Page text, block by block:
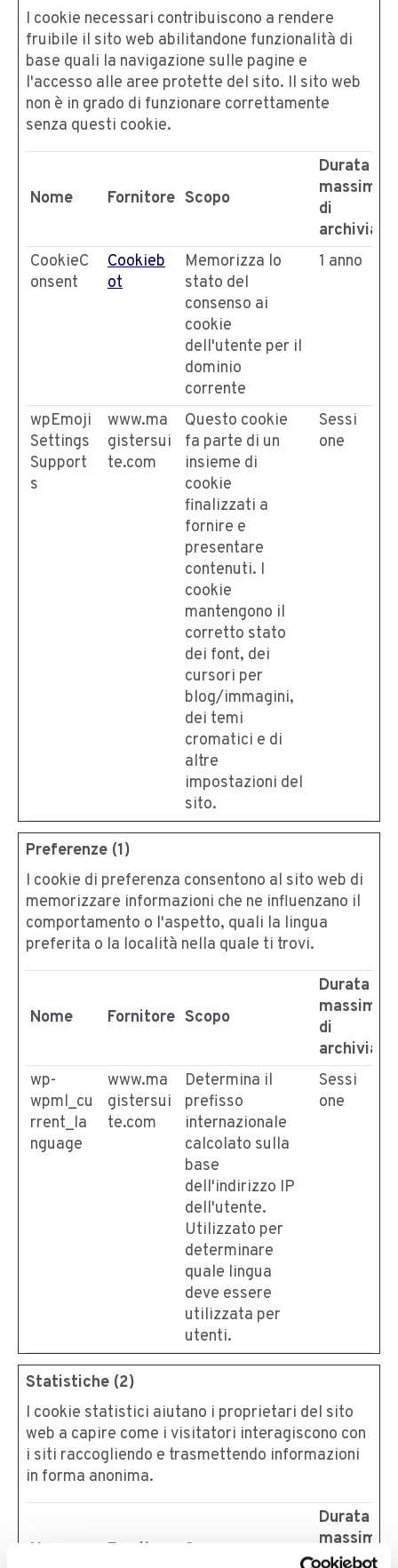
I cookie necessari contribuiscono a rendere
fruibile il sito web abilitandone funzionalità di
base quali la navigazione sulle pagine e
l'accesso alle aree protette del sito. Il sito web
non è in grado di funzionare correttamente
senza questi cookie.
Nome Fornitore Scopo
Durata
massima
di
CookieC
onsent
Cookieb
ot
Memorizza lo
stato del
consenso ai
cookie
dell'utente per il
dominio
corrente
1 anno
wpEmoji
Settings
Support
s
www.ma
gistersui
te.com
Questo cookie
fa parte di un
insieme di
cookie
finalizzati a
fornire e
presentare
contenuti. I
cookie
mantengono il
corretto stato
dei font, dei
cursori per
blog/immagini,
dei temi
cromatici e di
altre
impostazioni del
sito.
Sessi
one
Preferenze (1)
I cookie di preferenza consentono al sito web di
memorizzare informazioni che ne influenzano il
comportamento o l'aspetto, quali la lingua
preferita o la località nella quale ti trovi.
Nome Fornitore Scopo
Durata
massima
di
wp-
wpml_cu
rrent_la
nguage
www.ma
gistersui
te.com
Determina il
prefisso
internazionale
calcolato sulla
base
dell'indirizzo IP
dell'utente.
Utilizzato per
determinare
quale lingua
deve essere
utilizzata per
utenti.
Sessi
one
Statistiche (2)
I cookie statistici aiutano i proprietari del sito
web a capire come i visitatori interagiscono con
i siti raccogliendo e trasmettendo informazioni
in forma anonima.
Nome Fornitore Scopo
Durata
massima
di